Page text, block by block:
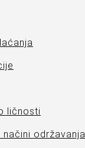
ličnosti
održavanja